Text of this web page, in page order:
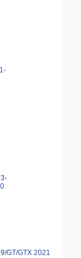
GT/GTX 2021